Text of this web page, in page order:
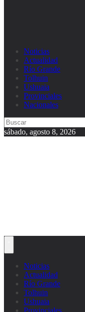
Noticias
Actualidad
Río Grande
Tolhuin
Ushuaia
Provinciales
Nacionales
sábado, agosto 8, 2026
Noticias
Actualidad
Río Grande
Tolhuin
Ushuaia